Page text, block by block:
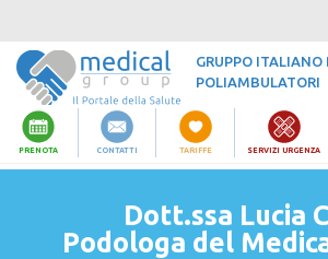
GRUPPO ITALIANO
POLIAMBULATORI
PRENOTA CONTATTI TARIFFE SERVIZI URGENZA
Dott.ssa Lucia
Podologa del